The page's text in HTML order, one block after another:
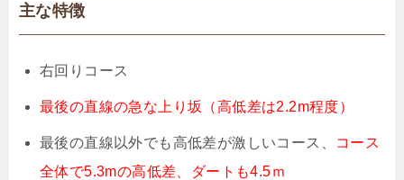
主な特徴
右回りコース
最後の直線の急な上り坂（高低差は2.2m程度）
最後の直線以外でも高低差が激しいコース、
コース
全体で5.3mの高低差、ダートも4.5ｍ